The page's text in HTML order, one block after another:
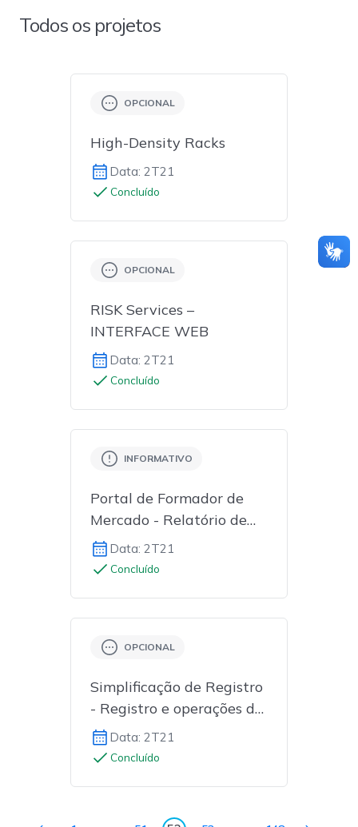
Todos os projetos
OPCIONAL
High-Density Racks
Data: 2T21
Concluído
OPCIONAL
RISK Services –
INTERFACE WEB
Data: 2T21
Concluído
INFORMATIVO
Portal de Formador de
Mercado - Relatório de
Atuação Geral
Data: 2T21
Concluído
OPCIONAL
Simplificação de Registro
- Registro e operações de
CPR sem liquidação
Data: 2T21
Concluído